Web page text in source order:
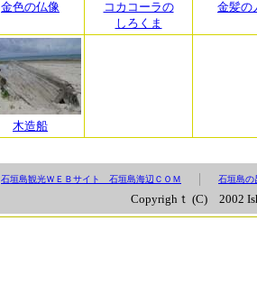
金色の仏像
コカコーラの
しろくま
金髪の
木造船
石垣島観光ＷＥＢサイト 石垣島海辺ＣＯＭ 石垣島
Copyrighｔ (C) 2002